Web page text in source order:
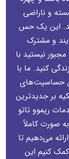
و ناراضی
این یک حس
و مشترک
نیستید با
کنید. ما با
حساسیت‌های
بر جدیدترین
ریموو تاتو
صورت کاملاً
می‌دهیم تا
کنیم این